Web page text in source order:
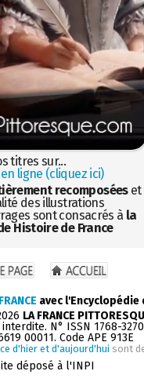
titres sur...
en ligne (cliquez ici)
recomposéeset
des illustrations
sont consacrés à la
Histoire de France
avec
LA FRANCE
N° ISSN 1768-
00011. Code APE 913E
d'hier et d'aujourd'hui sont
déposé à l'INPI